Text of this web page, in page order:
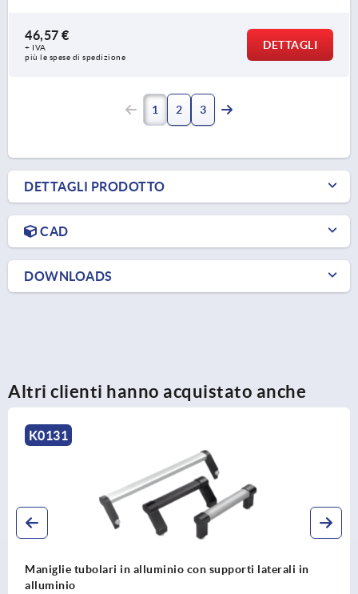
46,57 €
+ IVA
più le spese di spedizione
DETTAGLI
1 2 3
DETTAGLI PRODOTTO
CAD
DOWNLOADS
Altri clienti hanno acquistato anche
K1849
Maniglie tubolari in alluminio o acciaio inox con supporti
laterali in plastica